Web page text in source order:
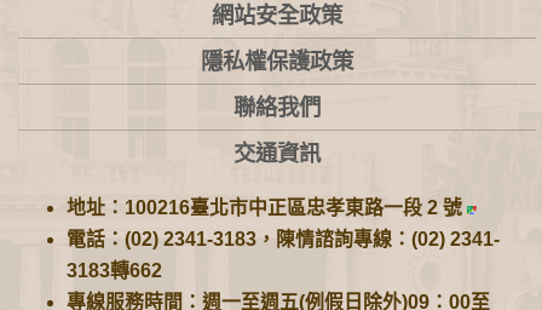
網站安全政策
隱私權保護政策
聯絡我們
交通資訊
地址：100216臺北市中正區忠孝東路一段 2 號
電話：(02) 2341-3183，陳情諮詢專線：(02) 2341-
3183轉662
專線服務時間：週一至週五(例假日除外)09：00至